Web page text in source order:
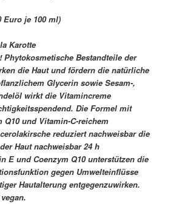
Euro je 100 ml)
Karotte
Bestandteile der
die Haut und fördern die natürliche
Glycerin sowie Sesam-,
wirkt die Vitamincreme
Die Formel mit
Q10 und Vitamin-C-reichem
reduziert nachweisbar die
Haut nachweisbar 24 h
E und Coenzym Q10 unterstützen die
gegen Umwelteinflüsse
Hautalterung entgegenzuwirken.